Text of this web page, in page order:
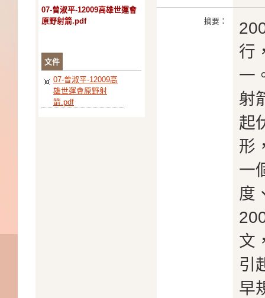
07-曾淑平-12009高雄世運會
原野射箭.pdf
文件
07-曾淑平-12009高
雄世運會原野射
箭.pdf
摘要：
行
一
射
起
形
一
度
文
引
早